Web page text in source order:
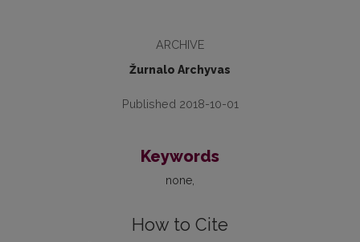
ARCHIVE
Žurnalo Archyvas
Published 2018-10-01
Keywords
none
How to Cite